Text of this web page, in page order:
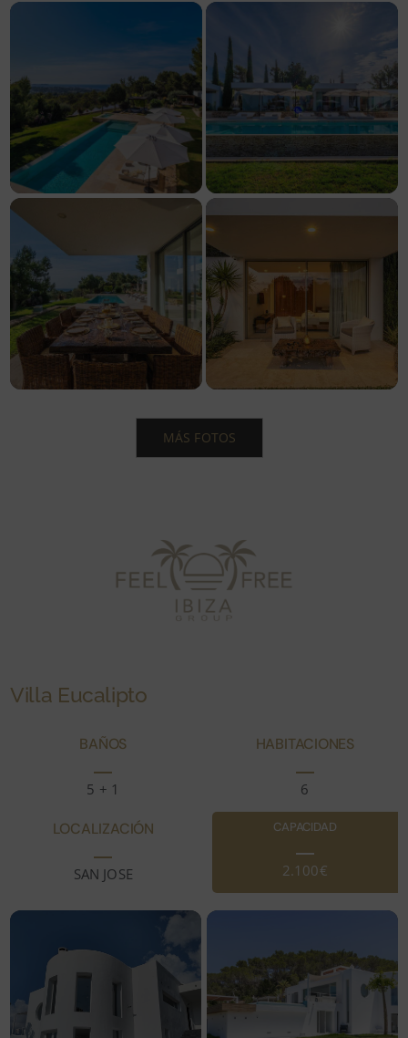
MÁS FOTOS
Villa Eucalipto
BAÑOS
5 + 1
HABITACIONES
6
LOCALIZACIÓN
SAN JOSE
CAPACIDAD
2.100€